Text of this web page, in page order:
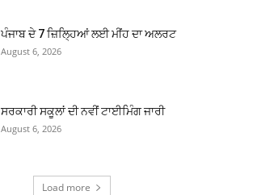
ਪੰਜਾਬ ਦੇ 7 ਜ਼ਿਲ੍ਹਿਆਂ ਲਈ ਮੀਂਹ ਦਾ ਅਲਰਟ
August 6, 2026
ਸਰਕਾਰੀ ਸਕੂਲਾਂ ਦੀ ਨਵੀਂ ਟਾਈਮਿੰਗ ਜਾਰੀ
August 6, 2026
Load more